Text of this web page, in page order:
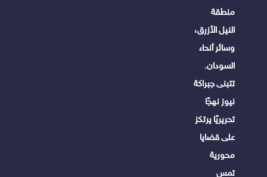
منطقة
النيل الأزرق،
وسائر أنحاء
السودان.
تتبنى جبراكة
نيوز نهجًا
تحريريًا يرتكز
على قضايا
محورية
تمس